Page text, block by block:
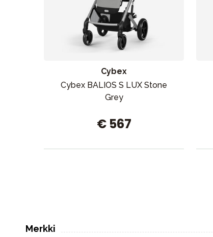
Cybex
Cybex BALIOS S LUX Stone
Grey
€ 567
Merkki